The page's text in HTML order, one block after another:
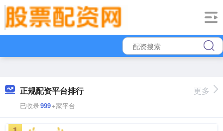
正规配资平台排行
已收录999+家平台
更多